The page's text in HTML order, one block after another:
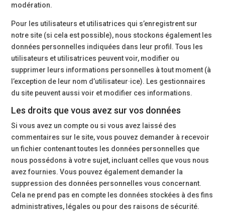
modération.
Pour les utilisateurs et utilisatrices qui s’enregistrent sur
notre site (si cela est possible), nous stockons également les
données personnelles indiquées dans leur profil. Tous les
utilisateurs et utilisatrices peuvent voir, modifier ou
supprimer leurs informations personnelles à tout moment (à
l’exception de leur nom d’utilisateur·ice). Les gestionnaires
du site peuvent aussi voir et modifier ces informations.
Les droits que vous avez sur vos données
Si vous avez un compte ou si vous avez laissé des
commentaires sur le site, vous pouvez demander à recevoir
un fichier contenant toutes les données personnelles que
nous possédons à votre sujet, incluant celles que vous nous
avez fournies. Vous pouvez également demander la
suppression des données personnelles vous concernant.
Cela ne prend pas en compte les données stockées à des fins
administratives, légales ou pour des raisons de sécurité.